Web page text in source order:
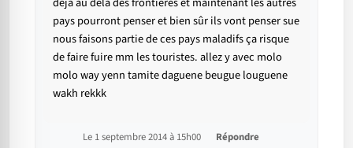
pays pourront penser et bien sûr ils vont penser sue
nous faisons partie de ces pays maladifs ça risque
de faire fuire mm les touristes. allez y avec molo
molo way yenn tamite daguene beugue louguene
wakh rekkk
Le 1 septembre 2014 à 15h00 Répondre